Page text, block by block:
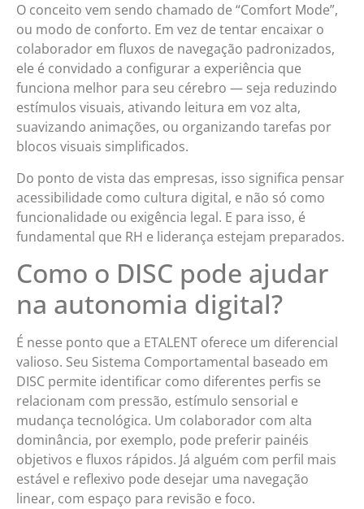
O conceito vem sendo chamado de “Comfort Mode”,
ou modo de conforto. Em vez de tentar encaixar o
colaborador em fluxos de navegação padronizados,
ele é convidado a configurar a experiência que
funciona melhor para seu cérebro — seja reduzindo
estímulos visuais, ativando leitura em voz alta,
suavizando animações, ou organizando tarefas por
blocos visuais simplificados.
Do ponto de vista das empresas, isso significa pensar
acessibilidade como cultura digital, e não só como
funcionalidade ou exigência legal. E para isso, é
fundamental que RH e liderança estejam preparados.
Como o DISC pode ajudar
na autonomia digital?
É nesse ponto que a ETALENT oferece um diferencial
valioso. Seu Sistema Comportamental baseado em
DISC permite identificar como diferentes perfis se
relacionam com pressão, estímulo sensorial e
mudança tecnológica. Um colaborador com alta
dominância, por exemplo, pode preferir painéis
objetivos e fluxos rápidos. Já alguém com perfil mais
estável e reflexivo pode desejar uma navegação
linear, com espaço para revisão e foco.